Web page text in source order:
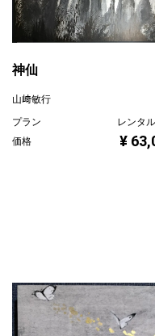
神仙
山﨑敏行
プラン
レンタ
価格
¥